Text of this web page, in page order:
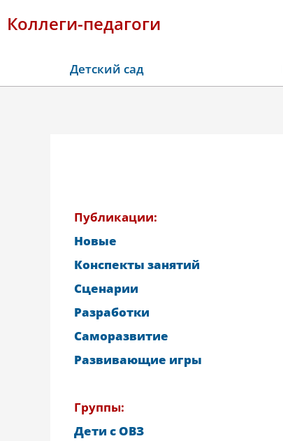
Коллеги-педагоги
Детский сад
Публикации:
Новые
Конспекты занятий
Сценарии
Разработки
Саморазвитие
Развивающие игры
Группы:
Дети с ОВЗ